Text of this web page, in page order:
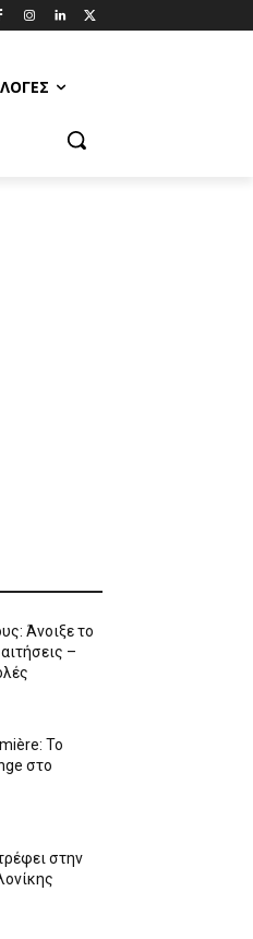
Άνοιξε το
–
Το
στο
στην